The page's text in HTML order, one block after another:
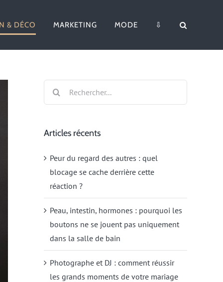
& DÉCO MARKETING MODE ⇩
Rechercher:
Articles récents
Peur du regard des autres : quel
blocage se cache derrière cette
réaction ?
Peau, intestin, hormones : pourquoi les
boutons ne se jouent pas uniquement
dans la salle de bain
Photographe et DJ : comment réussir
les grands moments de votre mariage